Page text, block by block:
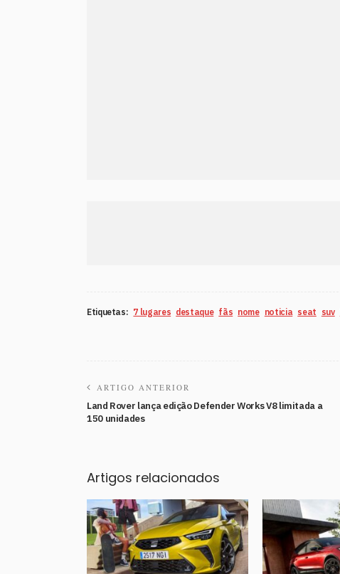
Etiquetas: 7 lugares destaque fãs nome noticia seat suv
ARTIGO ANTERIOR
Land Rover lança edição Defender Works V8 limitada a
150 unidades
Artigos relacionados